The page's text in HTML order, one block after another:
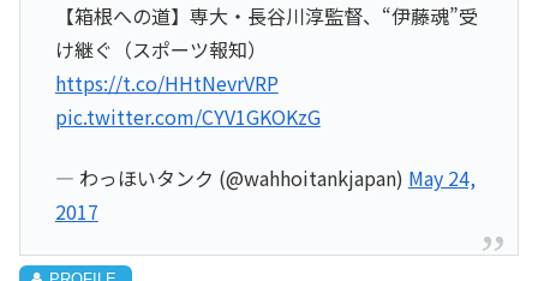
【箱根への道】専大・長谷川淳監督、“伊藤魂”受
け継ぐ（スポーツ報知）
https://t.co/HHtNevrVRP
pic.twitter.com/CYV1GKOKzG
— わっほいタンク (@wahhoitankjapan) May 24,
2017